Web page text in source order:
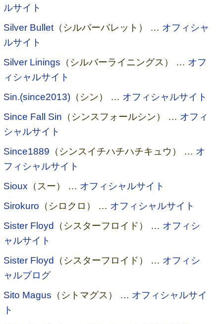
ルサイト
Silver Bullet （シルバーバレット） … オフィシャ
ルサイト
Silver Linings （シルバーライニングス） … オフ
ィシャルサイト
Sin.(since2013) （シン） … オフィシャルサイト
Since Fall Sin （シンスフォールシン） … オフィ
シャルサイト
Since1889 （シンスイチハチハチキュウ） … オ
フィシャルサイト
Sioux （スー） … オフィシャルサイト
Sirokuro （シロクロ） … オフィシャルサイト
Sister Floyd
（シスターフロイド） … オフィシ
ャルサイト
Sister Floyd
（シスターフロイド） … オフィシ
ャルブログ
Sito Magus （シトマグス） … オフィシャルサイ
ト